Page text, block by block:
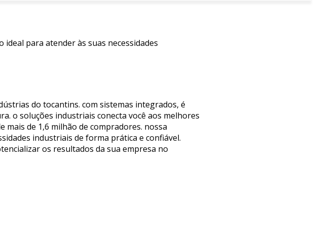
ideal para atender às suas necessidades
do tocantins. com sistemas integrados, é
o soluções industriais conecta você aos melhores
mais de 1,6 milhão de compradores. nossa
industriais de forma prática e confiável.
os resultados da sua empresa no